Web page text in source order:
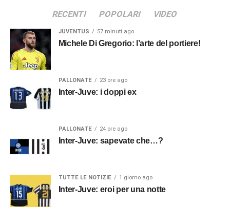
RECENTI POPOLARI VIDEO
JUVENTUS 57 minuti ago
Michele Di Gregorio: l’arte del portiere!
PALLONATE 23 ore ago
Inter-Juve: i doppi ex
PALLONATE 24 ore ago
Inter-Juve: sapevate che…?
TUTTE LE NOTIZIE 1 giorno ago
Inter-Juve: eroi per una notte